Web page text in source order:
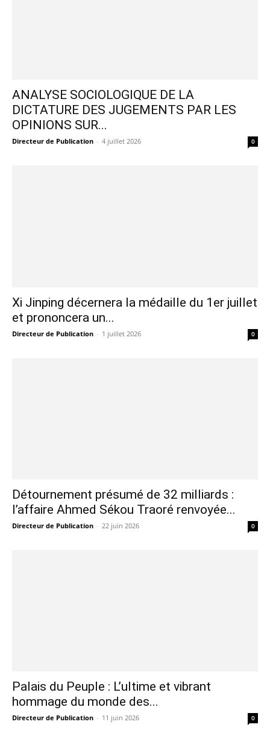
ANALYSE SOCIOLOGIQUE DE LA
DICTATURE DES JUGEMENTS PAR LES
OPINIONS SUR...
Directeur de Publication - 4 juillet 2026 0
Xi Jinping décernera la médaille du 1er juillet
et prononcera un...
Directeur de Publication - 1 juillet 2026 0
Détournement présumé de 32 milliards :
l’affaire Ahmed Sékou Traoré renvoyée...
Directeur de Publication - 22 juin 2026 0
Palais du Peuple : L’ultime et vibrant
hommage du monde des...
Directeur de Publication - 11 juin 2026 0